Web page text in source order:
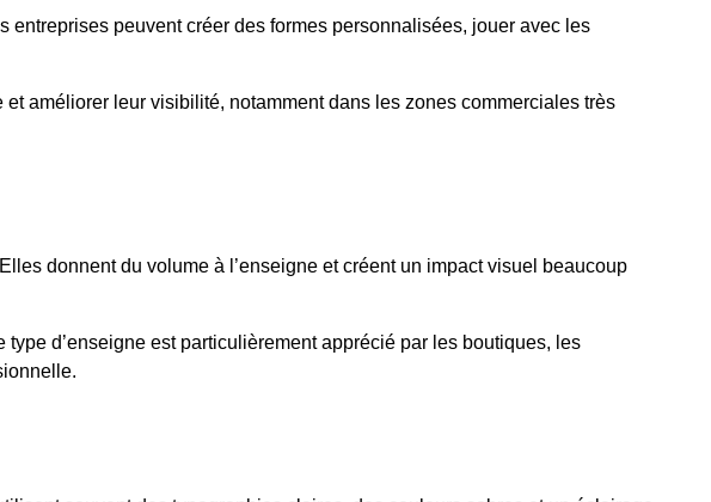
peuvent créer des formes personnalisées, jouer avec les
améliorer leur visibilité, notamment dans les zones commerciales très
donnent du volume à l’enseigne et créent un impact visuel beaucoup
d’enseigne est particulièrement apprécié par les boutiques, les